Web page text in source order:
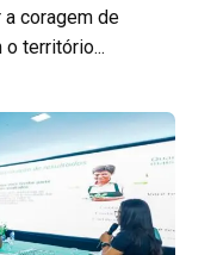
a coragem de
território...